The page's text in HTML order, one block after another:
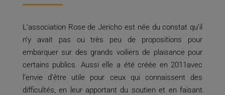
L’association Rose de Jericho est née du constat qu’il
n’y avait pas ou très peu de propositions pour
embarquer sur des grands voiliers de plaisance pour
certains publics. Aussi elle a été créée en 2011avec
l’envie d’être utile pour ceux qui connaissent des
difficultés, en leur apportant du soutien et en faisant